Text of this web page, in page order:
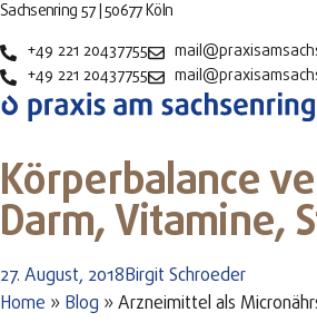
Zum
Inhalt
springen
Sachsenring 57 | 50677 Köln
+49 221 20437755
+49 221 20437755
Körperbalance
Darm, Vitamine,
27. August, 2018Birgit Schroeder
Home » Blog »Arzneimittel als